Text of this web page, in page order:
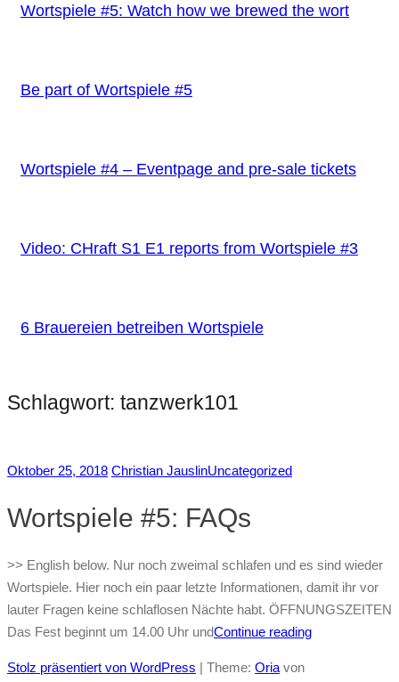
Wortspiele #5: Watch how we brewed the wort
Be part of Wortspiele #5
Wortspiele #4 – Eventpage and pre-sale tickets
Video: CHraft S1 E1 reports from Wortspiele #3
6 Brauereien betreiben Wortspiele
Schlagwort: tanzwerk101
Oktober 25, 2018 Christian JauslinUncategorized
Wortspiele #5: FAQs
>> English below. Nur noch zweimal schlafen und es sind wieder
Wortspiele. Hier noch ein paar letzte Informationen, damit ihr vor
lauter Fragen keine schlaflosen Nächte habt. ÖFFNUNGSZEITEN
Das Fest beginnt um 14.00 Uhr undContinue reading
Stolz präsentiert von WordPress | Theme: Oria von